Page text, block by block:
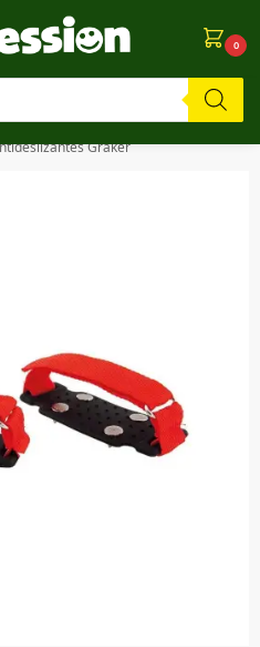
0
Si algo falla, ¡Perdón!⚠️
Graker